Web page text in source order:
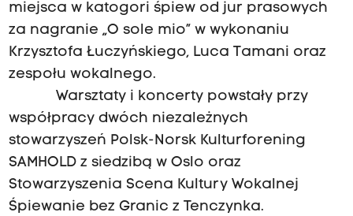
miejsca w katogori śpiew od jur prasowych
za nagranie „O sole mio” w wykonaniu
Krzysztofa Łuczyńskiego, Luca Tamani oraz
zespołu wokalnego.
Warsztaty i koncerty powstały przy
współpracy dwóch niezależnych
stowarzyszeń Polsk-Norsk Kulturforening
SAMHOLD z siedzibą w Oslo oraz
Stowarzyszenia Scena Kultury Wokalnej
Śpiewanie bez Granic z Tenczynka.